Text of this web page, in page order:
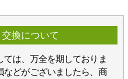
換について
は、万全を期しておりま
などがございましたら、商